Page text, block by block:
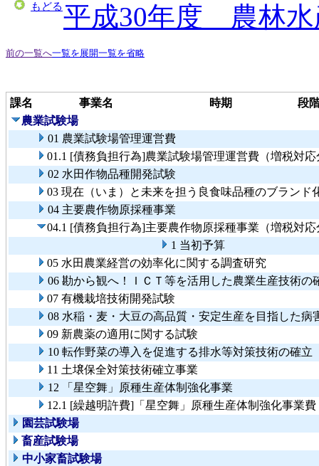
もどる平成30年度 農林水
前の一覧へ一覧を展開一覧を省略
課名 事業名 時期
段
農業試験場
01 農業試験場管理運営費
01.1 [債務負担行為]農業試験場管理運営費（増税対応
02 水田作物品種開発試験
03 現在（いま）と未来を担う良食味品種のブランド
04 主要農作物原採種事業
04.1 [債務負担行為]主要農作物原採種事業（増税対応
1 当初予算
05 水田農業経営の効率化に関する調査研究
06 勘から観へ！ＩＣＴ等を活用した農業生産技術の
07 有機栽培技術開発試験
08 水稲・麦・大豆の高品質・安定生産を目指した病
09 新農薬の適用に関する試験
10 転作野菜の導入を促進する排水等対策技術の確立
11 土壌保全対策技術確立事業
12 「星空舞」原種生産体制強化事業
12.1 [繰越明許費]「星空舞」原種生産体制強化事業費
園芸試験場
畜産試験場
中小家畜試験場